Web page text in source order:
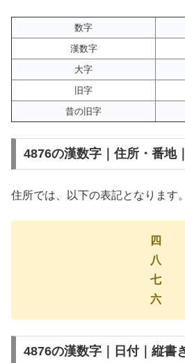
数字
漢数字
大字
旧字
昔の旧字
4876の漢数字｜住所・番地
住所では、以下の表記となります。
四
八
七
六
4876の漢数字｜日付｜縦書